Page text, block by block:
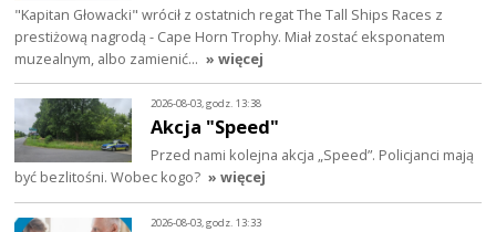
"Kapitan Głowacki" wrócił z ostatnich regat The Tall Ships Races z
prestiżową nagrodą - Cape Horn Trophy. Miał zostać eksponatem
muzealnym, albo zamienić… » więcej
2026-08-03, godz. 13:38
Akcja "Speed"
Przed nami kolejna akcja „Speed”. Policjanci mają
być bezlitośni. Wobec kogo? » więcej
2026-08-03, godz. 13:33